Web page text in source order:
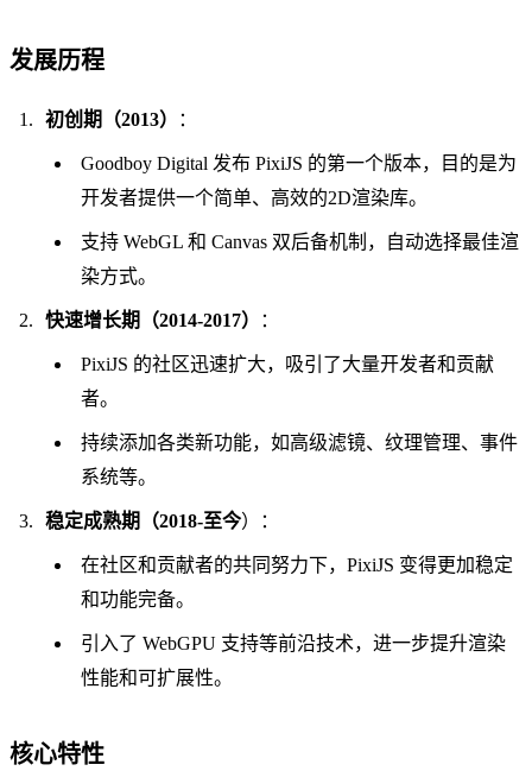
发展历程
初创期（2013） ：
Goodboy Digital 发布 PixiJS 的第一个版本，目的是为
开发者提供一个简单、高效的2D渲染库。
支持 WebGL 和 Canvas 双后备机制，自动选择最佳渲
染方式。
快速增长期（2014-2017） ：
PixiJS 的社区迅速扩大，吸引了大量开发者和贡献
者。
持续添加各类新功能，如高级滤镜、纹理管理、事件
系统等。
稳定成熟期（2018-至今）：
在社区和贡献者的共同努力下，PixiJS 变得更加稳定
和功能完备。
引入了 WebGPU 支持等前沿技术，进一步提升渲染
性能和可扩展性。
核心特性